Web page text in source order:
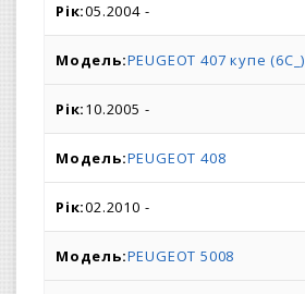
05.2004 -
PEUGEOT 407 купе (6C_)
10.2005 -
PEUGEOT 408
02.2010 -
PEUGEOT 5008